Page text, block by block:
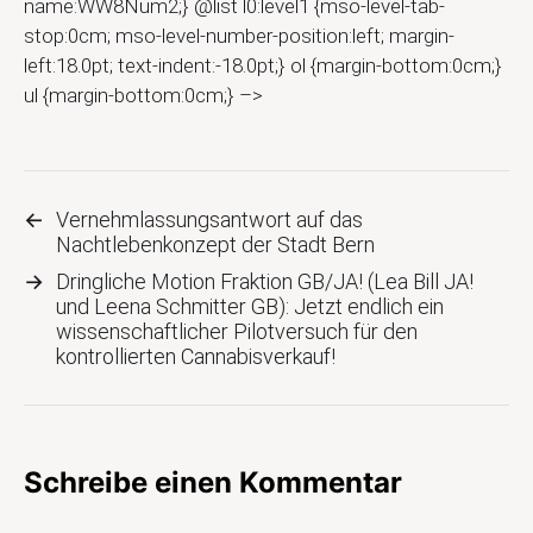
name:WW8Num2;} @list l0:level1 {mso-level-tab-
stop:0cm; mso-level-number-position:left; margin-
left:18.0pt; text-indent:-18.0pt;} ol {margin-bottom:0cm;}
ul {margin-bottom:0cm;} –>
← Vernehmlassungsantwort auf das
Nachtlebenkonzept der Stadt Bern
→ Dringliche Motion Fraktion GB/JA! (Lea Bill JA!
und Leena Schmitter GB): Jetzt endlich ein
wissenschaftlicher Pilotversuch für den
kontrollierten Cannabisverkauf!
Schreibe einen Kommentar